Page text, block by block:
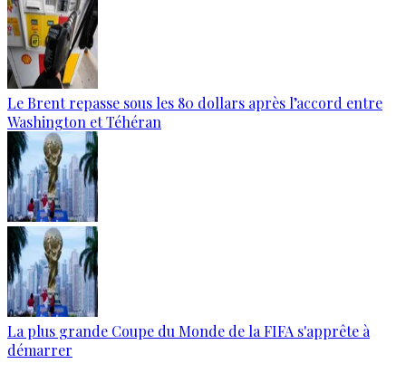
Le Brent repasse sous les 80 dollars après l’accord entre
Washington et Téhéran
La plus grande Coupe du Monde de la FIFA s'apprête à
démarrer